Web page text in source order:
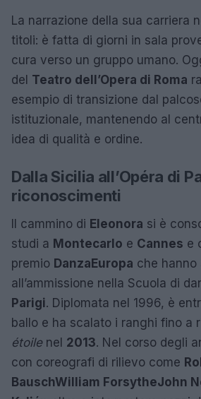
La narrazione della sua carriera
titoli: è fatta di giorni in sala
cura verso un gruppo umano.
del Teatro dell’Opera di Roma
esempio di transizione dal
istituzionale, mantenendo al
idea di qualità e ordine.
Dalla Sicilia all’Opéra di
riconoscimenti
Il cammino di Eleonora si è
studi a Montecarlo e Cannes e
premio DanzaEuropa che hanno
all’ammissione nella Scuola di
Parigi. Diplomata nel 1996, è
ballo e ha scalato i ranghi fino a
étoilenel 2013. Nel corso degli
con coreografi di rilievo come
BauschWilliam ForsytheJohn